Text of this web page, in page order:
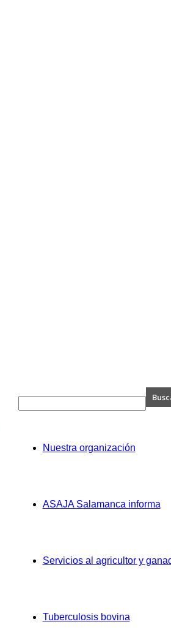
Nuestra organización
ASAJA Salamanca informa
Servicios al agricultor y
Tuberculosis bovina